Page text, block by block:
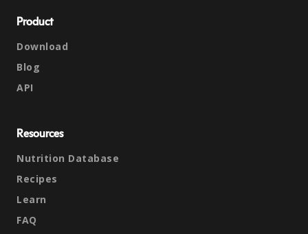
Product
Download
Blog
API
Resources
Nutrition Database
Recipes
Learn
FAQ